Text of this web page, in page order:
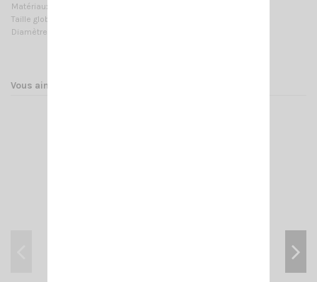
Matériaux:
Taille globale:
Diamètre perçage:
Vous aimerez aussi